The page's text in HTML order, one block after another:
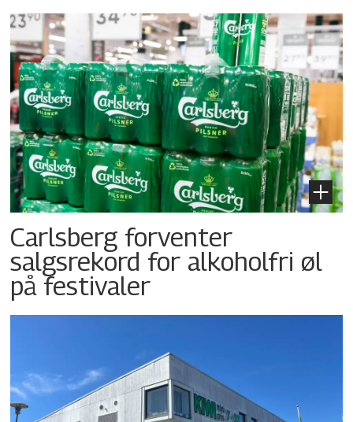
Carlsberg forventer
salgsrekord for alkoholfri øl
på festivaler